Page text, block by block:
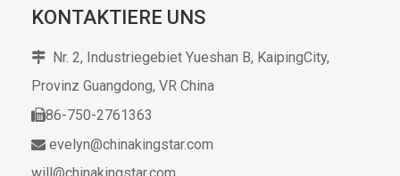
KONTAKTIERE UNS
 Nr. 2, Industriegebiet Yueshan B, KaipingCity,
Provinz Guangdong, VR China
86-750-2761363
 evelyn@chinakingstar.com
will@chinakingstar.com